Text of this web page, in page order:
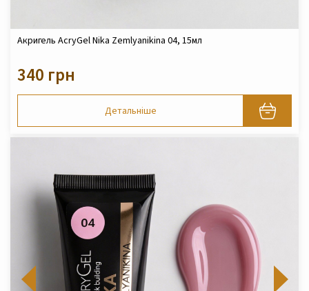
Акригель AcryGel Nika Zemlyanikina 04, 15мл
340 грн
Детальніше